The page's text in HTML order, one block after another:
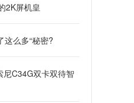
2K屏机皇
这么多“秘密?
C34G双卡双待智